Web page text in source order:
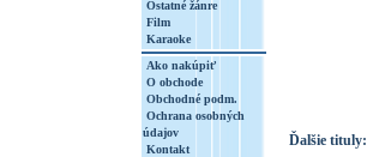
Ostatné žánre
Film
Karaoke
Ako nakúpiť
O obchode
Obchodné podm.
Ochrana osobných
údajov
Kontakt
Ďalšie tituly: